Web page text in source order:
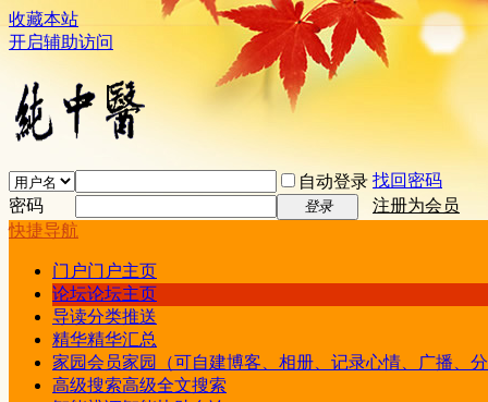
收藏本站
开启辅助访问
自动登录 找回密码
密码
登录
注册为会员
快捷导航
门户门户主页
论坛论坛主页
导读分类推送
精华精华汇总
家园会员家园（可自建博客、相册、记录心情、广播、
高级搜索高级全文搜索